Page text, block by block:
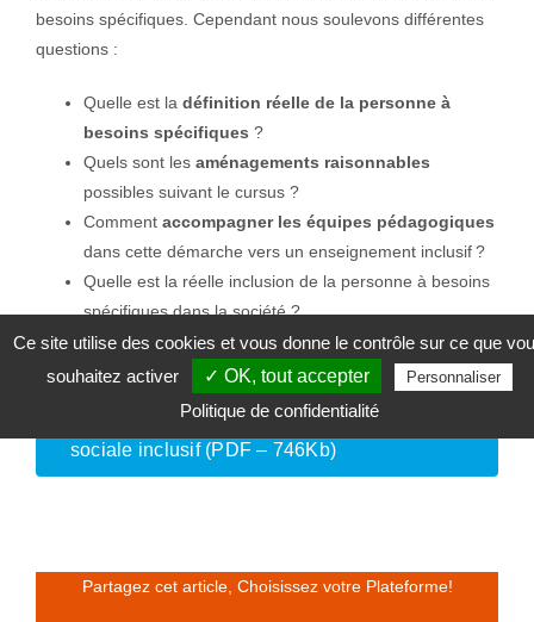
besoins spécifiques. Cependant nous soulevons différentes
questions :
Quelle est la définition réelle de la personne à
besoins spécifiques ?
Quels sont les aménagements raisonnables
possibles suivant le cursus ?
Comment accompagner les équipes pédagogiques
dans cette démarche vers un enseignement inclusif ?
Quelle est la réelle inclusion de la personne à besoins
spécifiques dans la société ?
Lire l’analyse : L’enseignement de promotion
sociale inclusif (PDF – 746Kb)
Partagez cet article, Choisissez votre Plateforme!
Ce site utilise des cookies et vous donne le contrôle sur ce que
souhaitez activer
✓ OK, tout accepter Personnaliser
Politique de confidentialité